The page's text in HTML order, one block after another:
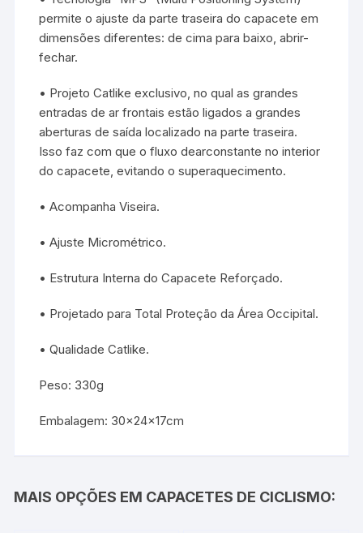
permite o ajuste da parte traseira do capacete em
dimensões diferentes: de cima para baixo, abrir-
fechar.
• Projeto Catlike exclusivo, no qual as grandes
entradas de ar frontais estão ligados a grandes
aberturas de saída localizado na parte traseira.
Isso faz com que o fluxo dearconstante no interior
do capacete, evitando o superaquecimento.
• Acompanha Viseira.
• Ajuste Micrométrico.
• Estrutura Interna do Capacete Reforçado.
• Projetado para Total Proteção da Área Occipital.
• Qualidade Catlike.
Peso: 330g
Embalagem: 30x24x17cm
MAIS OPÇÕES EM CAPACETES DE CICLISMO: